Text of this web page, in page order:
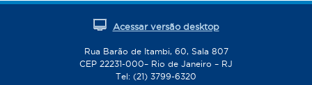
Acessar versão desktop
Rua Barão de Itambi, 60, Sala 807
CEP 22231-000– Rio de Janeiro – RJ
Tel: (21) 3799-6320